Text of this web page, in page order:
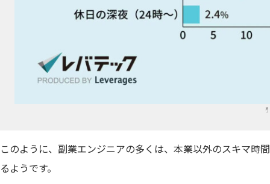
このように、副業エンジニアの多くは、本業以外のスキマ時
るようです。